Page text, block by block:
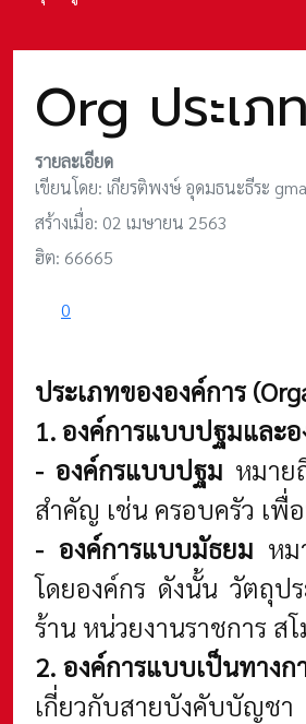
Org ประเ
รายละเอียด
เขียนโดย: เกียรติพงษ์ อุดมธนะธีระ
สร้างเมื่อ: 02 เมษายน 2563
ฮิต: 66665
0
ประเภทขององค์การ
1. องค์การแบบปฐมและ
- องค์กรแบบปฐม หมาย
สำคัญ เช่น ครอบครัว เพื่
- องค์การแบบมัธยม ห
โดยองค์กร ดังนั้น วัตถุป
ร้าน หน่วยงานราชการ ส
2. องค์การแบบเป็นทางก
เกี่ยวกับสายบังคับบัญชา